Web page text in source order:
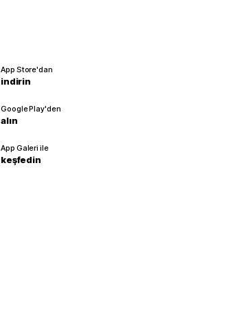
App Store'dan
indirin
Google Play'den
alın
App Galeri ile
keşfedin